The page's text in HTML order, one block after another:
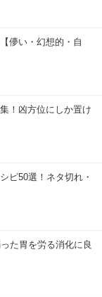
儚い・幻想的・自
！凶方位にしか置け
ピ50選！ネタ切れ・
た胃を労る消化に良